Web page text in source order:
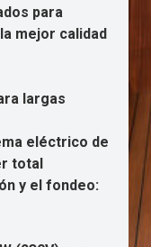
para
mejor calidad
largas
eléctrico de
total
y el fondeo: